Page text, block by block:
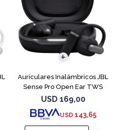
Auriculares Inalámbricos JBL
Sense Pro Open Ear TWS
Negro
USD 169,00
USD 143,65